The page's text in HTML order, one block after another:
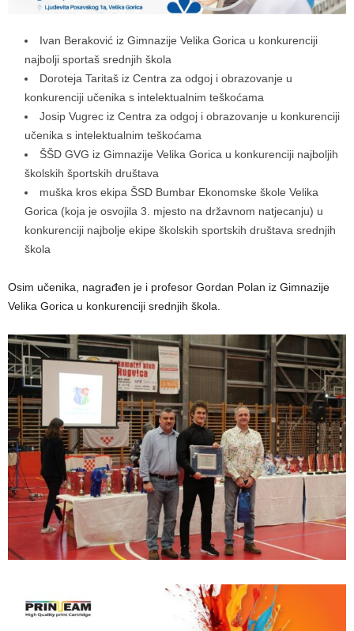
Ivan Beraković iz Gimnazije Velika Gorica u konkurenciji
najbolji sportaš srednjih škola
Doroteja Taritaš iz Centra za odgoj i obrazovanje u
konkurenciji učenika s intelektualnim teškoćama
Josip Vugrec iz Centra za odgoj i obrazovanje u konkurenciji
učenika s intelektualnim teškoćama
ŠŠD GVG iz Gimnazije Velika Gorica u konkurenciji najboljih
školskih športskih društava
muška kros ekipa ŠSD Bumbar Ekonomske škole Velika
Gorica (koja je osvojila 3. mjesto na državnom natjecanju) u
konkurenciji najbolje ekipe školskih sportskih društava srednjih
škola
Osim učenika, nagrađen je i profesor Gordan Polan iz Gimnazije
Velika Gorica u konkurenciji srednjih škola.